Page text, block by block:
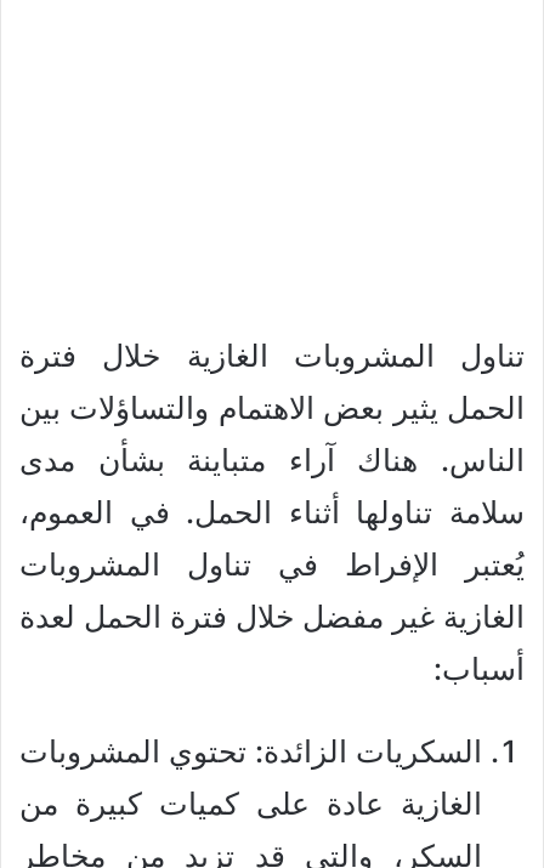
تناول المشروبات الغازية خلال فترة
الحمل يثير بعض الاهتمام والتساؤلات بين
الناس. هناك آراء متباينة بشأن مدى
سلامة تناولها أثناء الحمل. في العموم،
يُعتبر الإفراط في تناول المشروبات
الغازية غير مفضل خلال فترة الحمل لعدة
أسباب:
السكريات الزائدة: تحتوي المشروبات
الغازية عادة على كميات كبيرة من
السكر، والتي قد تزيد من مخاطر